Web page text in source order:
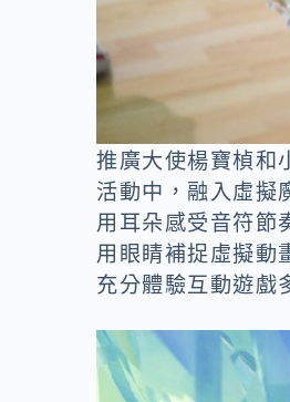
推廣大使楊寶楨和
活動中，融入虛擬
用耳朵感受音符節
用眼睛補捉虛擬動
充分體驗互動遊戲